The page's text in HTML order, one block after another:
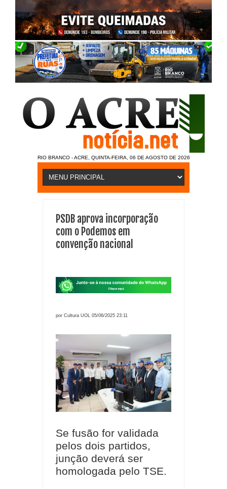
RIO BRANCO - ACRE, QUINTA-FEIRA, 06 DE AGOSTO DE 2026
PSDB aprova incorporação
com o Podemos em
convenção nacional
por Cultura UOL 05/06/2025 23:11
Se fusão for validada
pelos dois partidos,
junção deverá ser
homologada pelo TSE.